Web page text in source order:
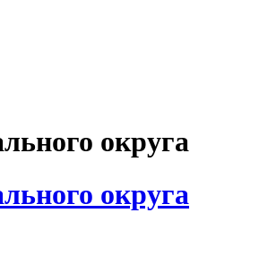
округа
округа